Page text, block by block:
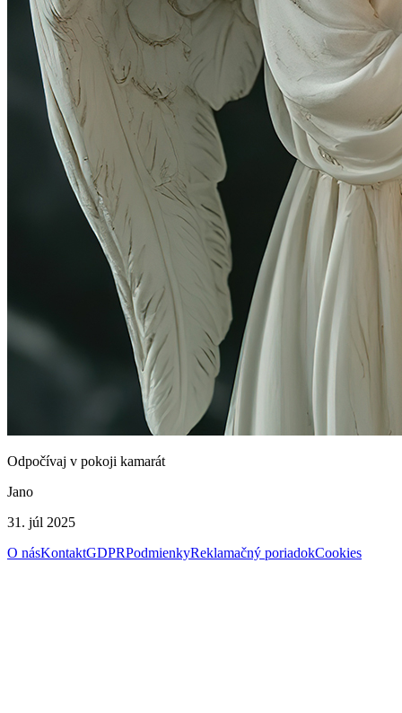
Odpočívaj v pokoji kamarát
Jano
31. júl 2025
O násKontaktGDPRPodmienkyReklamačný poriadokCookies